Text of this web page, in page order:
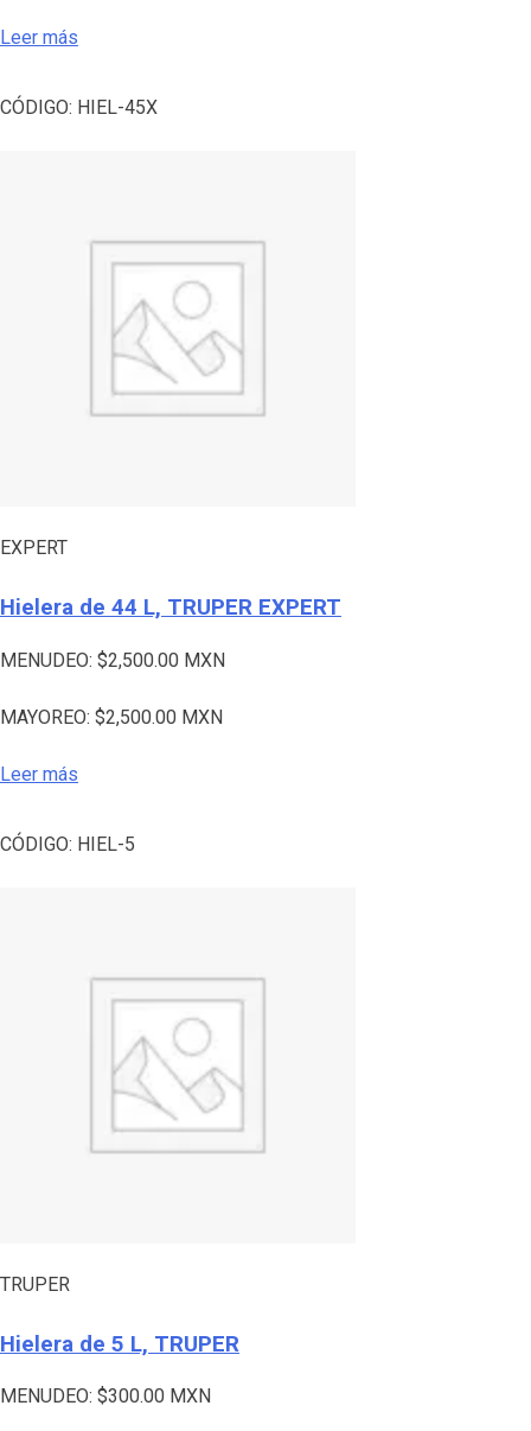
Leer más
CÓDIGO: HIEL-45X
EXPERT
Hielera de 44 L, TRUPER EXPERT
MENUDEO: $2,500.00 MXN
MAYOREO: $2,500.00 MXN
Leer más
CÓDIGO: HIEL-5
TRUPER
Hielera de 5 L, TRUPER
MENUDEO: $300.00 MXN